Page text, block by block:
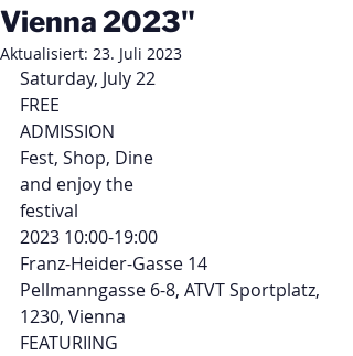
Vienna 2023"
Aktualisiert: 23. Juli 2023
Saturday, July 22
FREE
ADMISSION
Fest, Shop, Dine
and enjoy the
festival
2023 10:00-19:00
Franz-Heider-Gasse 14
Pellmanngasse 6-8, ATVT Sportplatz,
1230, Vienna
FEATURIING